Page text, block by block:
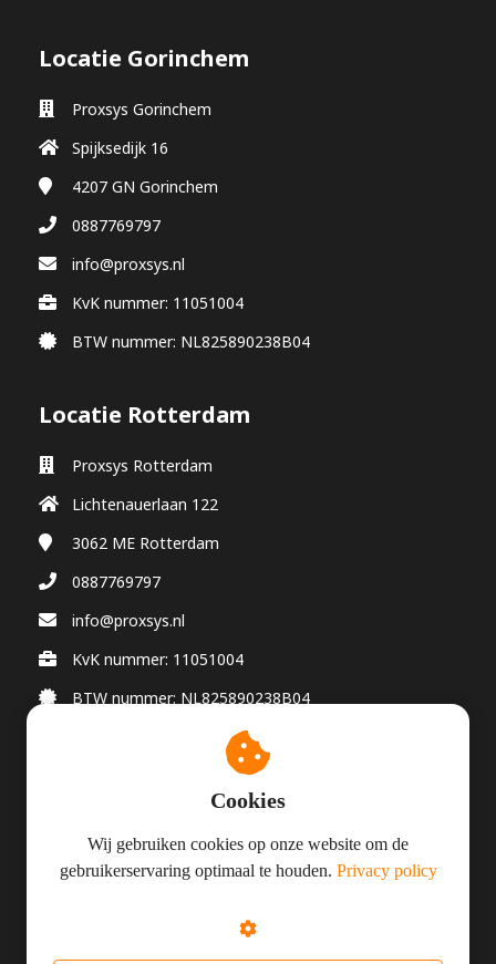
Locatie Gorinchem
Proxsys Gorinchem
Spijksedijk 16
4207 GN Gorinchem
0887769797
info@proxsys.nl
KvK nummer: 11051004
BTW nummer: NL825890238B04
Locatie Rotterdam
Proxsys Rotterdam
Lichtenauerlaan 122
3062 ME Rotterdam
0887769797
info@proxsys.nl
KvK nummer: 11051004
BTW nummer: NL825890238B04
Responsible Disclosure
Cookies
Wij gebruiken cookies op onze website om de
gebruikerservaring optimaal te houden. Privacy policy